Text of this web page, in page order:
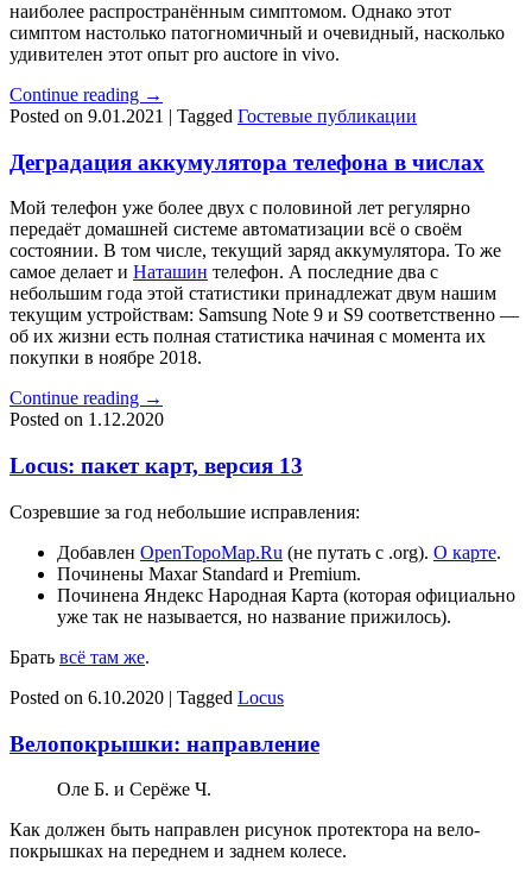
наиболее распространённым симптомом. Однако этот
симптом настолько патогномичный и очевидный, насколько
удивителен этот опыт pro auctore in vivo.
Continue reading →
Posted on 9.01.2021 | Tagged Гостевые публикации
Деградация аккумулятора телефона в числах
Мой телефон уже более двух с половиной лет регулярно
передаёт домашней системе автоматизации всё о своём
состоянии. В том числе, текущий заряд аккумулятора. То же
самое делает и Наташин телефон. А последние два с
небольшим года этой статистики принадлежат двум нашим
текущим устройствам: Samsung Note 9 и S9 соответственно —
об их жизни есть полная статистика начиная с момента их
покупки в ноябре 2018.
Continue reading →
Posted on 1.12.2020
Locus: пакет карт, версия 13
Созревшие за год небольшие исправления:
Добавлен OpenTopoMap.Ru (не путать с .org). О карте.
Починены Maxar Standard и Premium.
Починена Яндекс Народная Карта (которая официально
уже так не называется, но название прижилось).
Брать всё там же.
Posted on 6.10.2020 | Tagged Locus
Велопокрышки: направление
Оле Б. и Серёже Ч.
Как должен быть направлен рисунок протектора на вело-
покрышках на переднем и заднем колесе.